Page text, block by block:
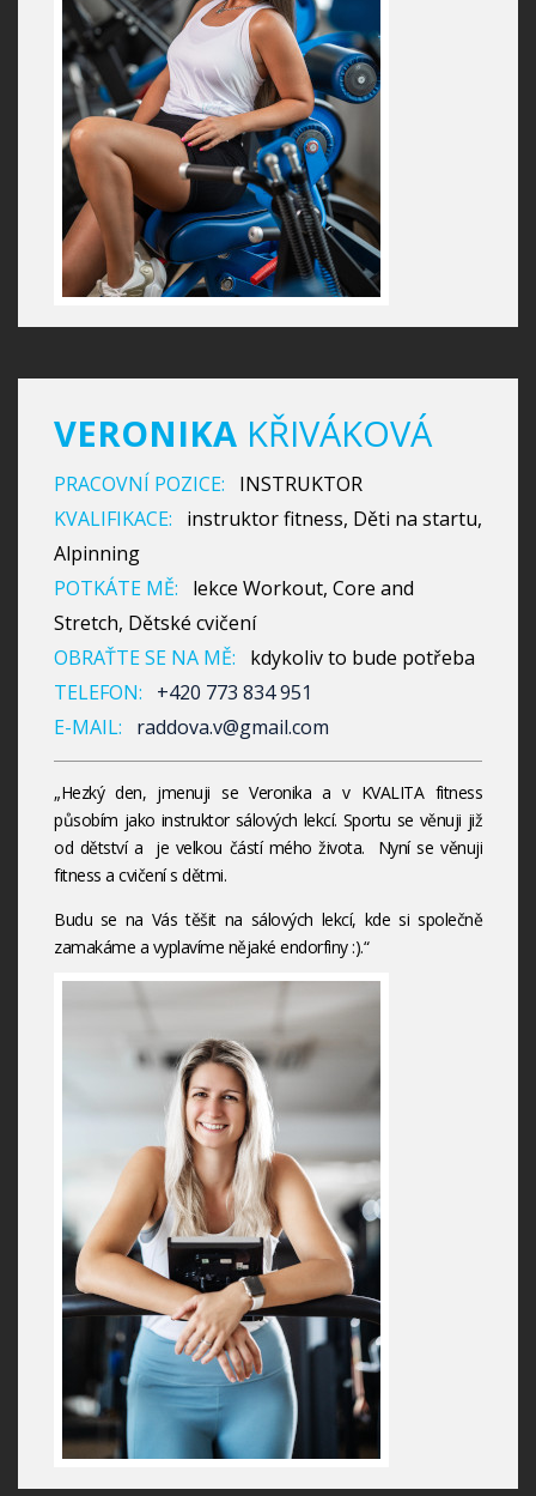
VERONIKA KŘIVÁKOVÁ
PRACOVNÍ POZICE:
INSTRUKTOR
KVALIFIKACE:
instruktor fitness, Děti na startu,
Alpinning
POTKÁTE MĚ:
lekce Workout, Core and
Stretch, Dětské cvičení
OBRAŤTE SE NA MĚ:
kdykoliv to bude potřeba
TELEFON:
+420 773 834 951
E-MAIL:
raddova.v@gmail.com
„Hezký den, jmenuji se Veronika a v KVALITA fitness
působím jako instruktor sálových lekcí. Sportu se věnuji již
od dětství a je velkou částí mého života. Nyní se věnuji
fitness a cvičení s dětmi.
Budu se na Vás těšit na sálových lekcí, kde si společně
zamakáme a vyplavíme nějaké endorfiny :).“